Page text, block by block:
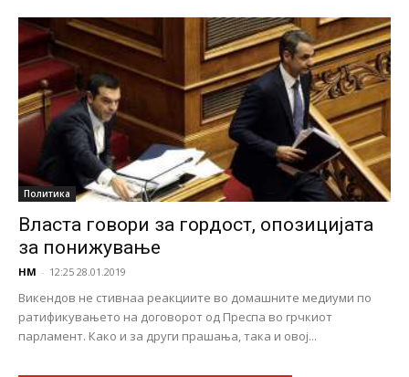
Политика
Власта говори за гордост, опозицијата
за понижување
НМ - 12:25 28.01.2019
Викендов не стивнаа реакциите во домашните медиуми по
ратификувањето на договорот од Преспа во грчкиот
парламент. Како и за други прашања, така и овој...